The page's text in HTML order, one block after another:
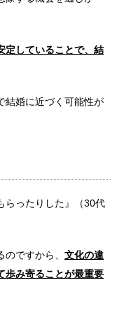
人間力
記載を
定していることで、結
結婚に近づく可能性が
らったりした』（30代
ですから、 文化の違
歩み寄ることが最重要